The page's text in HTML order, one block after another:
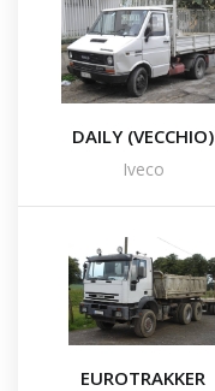
DAILY (VECCHIO)
Iveco
EUROTRAKKER